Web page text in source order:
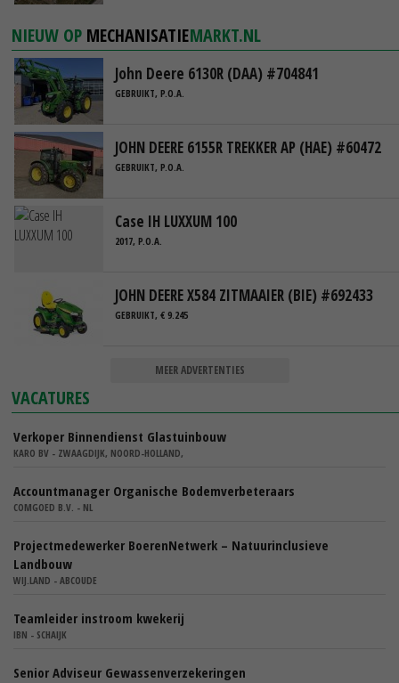
NIEUW OP MECHANISATIEMARKT.NL
John Deere 6130R (DAA) #704841
GEBRUIKT, P.O.A.
JOHN DEERE 6155R TREKKER AP (HAE) #60472
GEBRUIKT, P.O.A.
Case IH LUXXUM 100
2017, P.O.A.
JOHN DEERE X584 ZITMAAIER (BIE) #692433
GEBRUIKT, € 9.245
MEER ADVERTENTIES
VACATURES
Verkoper Binnendienst Glastuinbouw
KARO BV - ZWAAGDIJK, NOORD-HOLLAND,
Accountmanager Organische Bodemverbeteraars
COMGOED B.V. - NL
Projectmedewerker BoerenNetwerk – Natuurinclusieve
Landbouw
WIJ.LAND - ABCOUDE
Teamleider instroom kwekerij
IBN - SCHAIJK
Senior Adviseur Gewassenverzekeringen